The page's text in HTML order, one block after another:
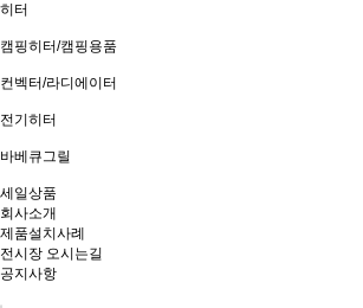
히터
캠핑히터/캠핑용품
컨벡터/라디에이터
전기히터
바베큐그릴
세일상품
회사소개
제품설치사례
전시장 오시는길
공지사항